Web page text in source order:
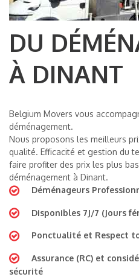
DU
À DINANT
Belgium Movers vous
déménagement.
Nous proposons les meilleurs
qualité. Efficacité et gestion du
faire profiter des prix les plus
déménagement à Dinant.
Déménageurs
Disponibles 7J/7 (Jours
Ponctualité et Respect
Assurance (RC) et
sécurité